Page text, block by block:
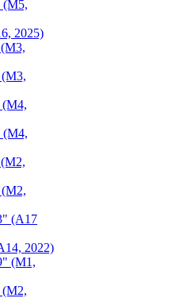
(M5,
2025)
(M4,
(M4,
(A17
2022)
(M1,
(M2,